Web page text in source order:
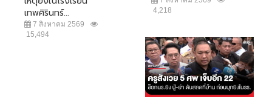
เทพศิรินทร์...
7 สิงหาคม 2569
15,494
4,218